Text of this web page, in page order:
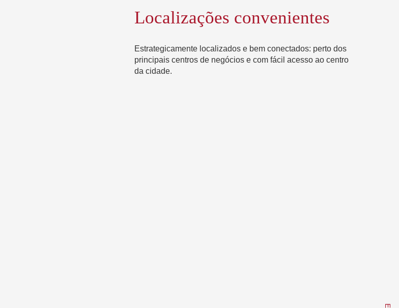
Localizações convenientes
Estrategicamente localizados e bem conectados: perto dos
principais centros de negócios e com fácil acesso ao centro
da cidade.